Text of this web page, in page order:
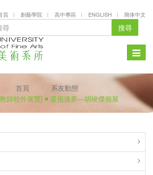
頁 創藝學院 高中專區 ENGLISH 簡体中文
搜尋
Toggle
首頁
系友動態
師校外展覽] ◾️ 凝視邊界—胡竣傑個展